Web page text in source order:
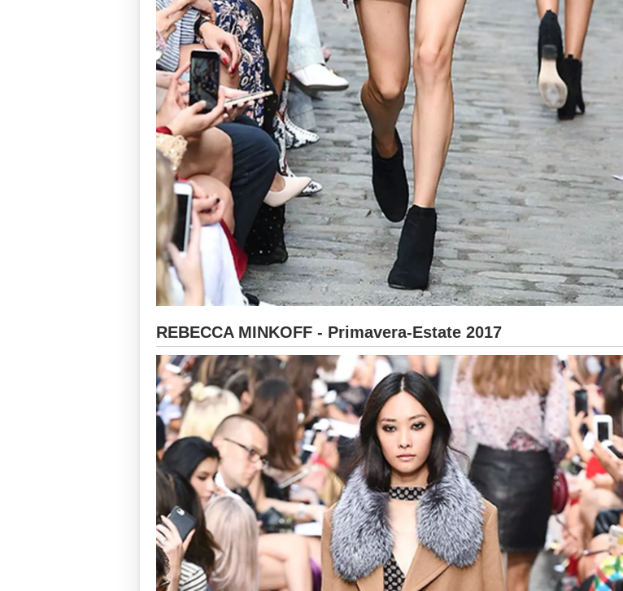
REBECCA MINKOFF - Primavera-Estate 2017